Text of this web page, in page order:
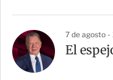
7 de agosto -
El